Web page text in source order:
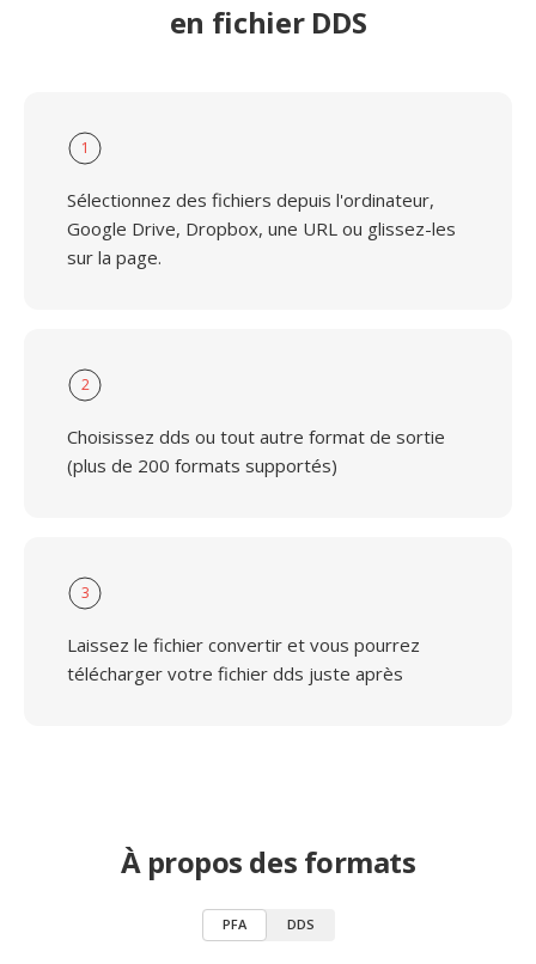
en fichier DDS
1
Sélectionnez des fichiers depuis l'ordinateur,
Google Drive, Dropbox, une URL ou glissez-les
sur la page.
2
Choisissez dds ou tout autre format de sortie
(plus de 200 formats supportés)
3
Laissez le fichier convertir et vous pourrez
télécharger votre fichier dds juste après
À propos des formats
PFA DDS